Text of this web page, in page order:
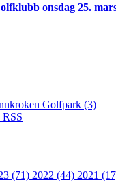
onsdag 25.
Golfpark (3)
RSS
(71) 2022 (44) 2021